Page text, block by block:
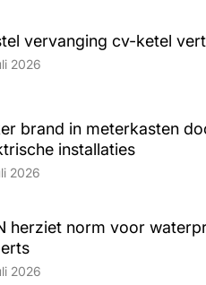
vervanging cv-ketel
artikel
2026
brand in meterkasten
installaties
artikel
2026
herziet norm voor
artikel
2026